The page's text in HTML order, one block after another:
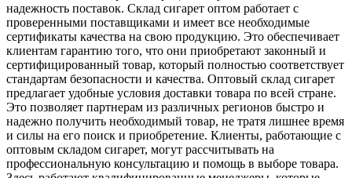
надежность поставок. Склад сигарет оптом работает с
проверенными поставщиками и имеет все необходимые
сертификаты качества на свою продукцию. Это обеспечивает
клиентам гарантию того, что они приобретают законный и
сертифицированный товар, который полностью соответствует
стандартам безопасности и качества. Оптовый склад сигарет
предлагает удобные условия доставки товара по всей стране.
Это позволяет партнерам из различных регионов быстро и
надежно получить необходимый товар, не тратя лишнее время
и силы на его поиск и приобретение. Клиенты, работающие с
оптовым складом сигарет, могут рассчитывать на
профессиональную консультацию и помощь в выборе товара.